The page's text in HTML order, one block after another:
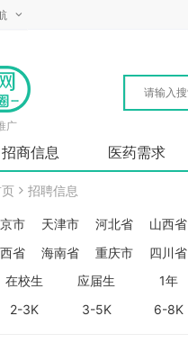
广
招商信息 医药需求
招聘信息
市 天津市 河北省 山西省
省 海南省 重庆市 四川省
在校生 应届生 1年
2-3K 3-5K 6-8K